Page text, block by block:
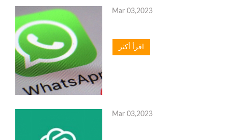
Mar 03,2023
اقرأ أكثر
Mar 03,2023